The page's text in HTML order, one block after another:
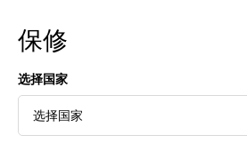
保修
选择国家